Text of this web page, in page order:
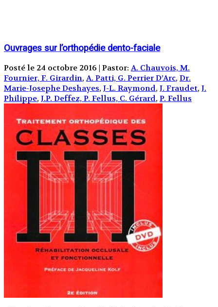
Ouvrages sur l’orthopédie dento-faciale
Posté le 24 octobre 2016 | Pastor:A. Chauvois, M.
Fournier, F. Girardin,A. Patti, G. Perrier D’Arc, Dr.
Marie-Josephe Deshayes, J-L. Raymond, J. Fraudet, J.
Philippe, J.P. Deffez, P. Fellus, C. Gérard, P. Fellus